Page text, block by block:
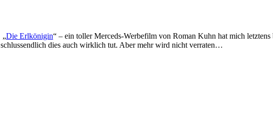
„Die Erlkönigin“ – ein toller Merceds-Werbefilm von Roman Kuhn hat mich
schlussendlich dies auch wirklich tut. Aber mehr wird nicht verraten…